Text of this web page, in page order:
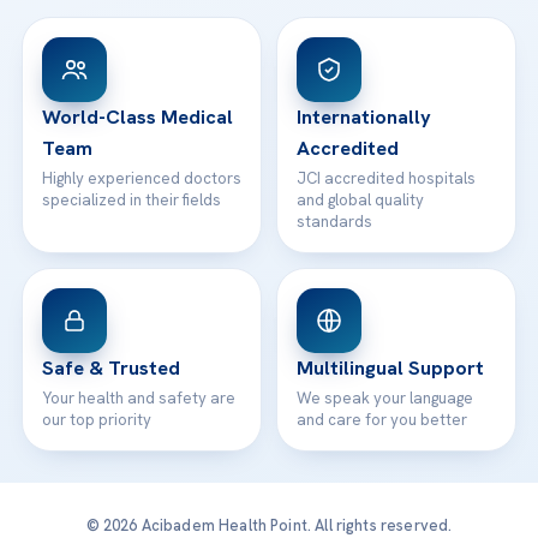
Patient Rights
Contact
WhatsApp Support
World-Class Medical
Team
Highly experienced doctors
specialized in their fields
Internationally
Accredited
JCI accredited hospitals
and global quality
standards
Safe & Trusted
Your health and safety are
our top priority
Multilingual Support
We speak your language
and care for you better
© 2026 Acibadem Health Point. All rights reserved.